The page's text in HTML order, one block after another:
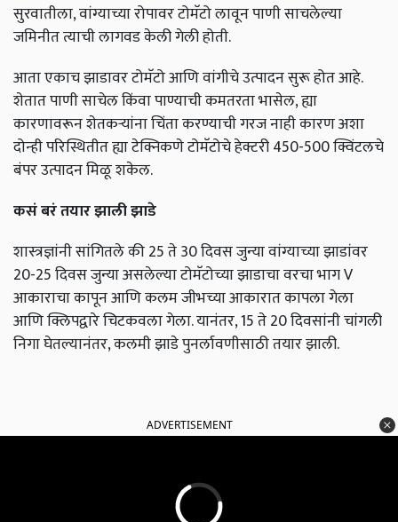
सुरवातीला, वांग्याच्या रोपावर टोमॅटो लावून पाणी साचलेल्या
जमिनीत त्याची लागवड केली गेली होती.
आता एकाच झाडावर टोमॅटो आणि वांगीचे उत्पादन सुरू होत आहे.
शेतात पाणी साचेल किंवा पाण्याची कमतरता भासेल, ह्या
कारणावरून शेतकऱ्यांना चिंता करण्याची गरज नाही कारण अशा
दोन्ही परिस्थितीत ह्या टेक्निकणे टोमॅटोचे हेक्टरी 450-500 क्विंटलचे
बंपर उत्पादन मिळू शकेल.
कसंबरंतयारझालीझाडे
शास्त्रज्ञांनी सांगितले की 25 ते 30 दिवस जुन्या वांग्याच्या झाडांवर
20-25 दिवस जुन्या असलेल्या टोमॅटोच्या झाडाचा वरचा भाग V
आकाराचा कापून आणि कलम जीभच्या आकारात कापला गेला
आणि क्लिपद्वारे चिटकवला गेला. यानंतर, 15 ते 20 दिवसांनी चांगली
निगा घेतल्यानंतर, कलमी झाडे पुनर्लावणीसाठी तयार झाली.
ADVERTISEMENT